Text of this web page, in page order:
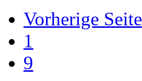
Vorherige Seite
1
9